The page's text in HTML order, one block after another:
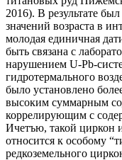
2016). В результате
значений возраста в
молодая единичная
быть связана с
нарушением U-Pb-
гидротермального
было установлено
высоким суммарным
коррелирующим с
Ичетъю, такой циркон
относится к особому
редкоземельного